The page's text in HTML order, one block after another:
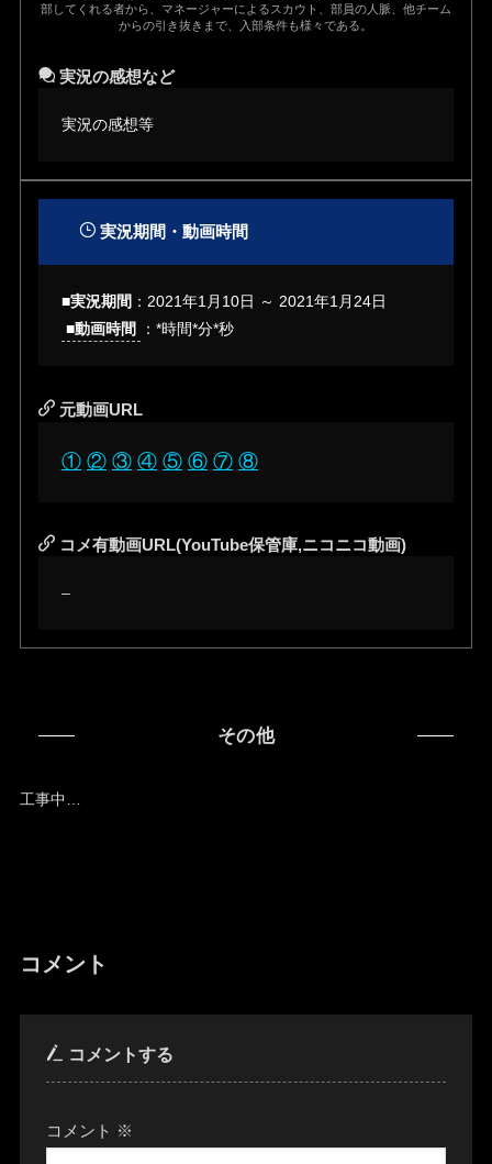
部してくれる者から、マネージャーによるスカウト、部員の人脈、他チーム
からの引き抜きまで、入部条件も様々である。
実況の感想など
実況の感想等
実況期間・動画時間
■実況期間 ： 2021年1月10日 ～ 2021年1月24日
■動画時間
：*時間*分*秒
元動画URL
① ② ③ ④ ⑤ ⑥ ⑦ ⑧
コメ有動画URL(YouTube保管庫,ニコニコ動画)
–
その他
工事中…
コメント
コメントする
コメント ※